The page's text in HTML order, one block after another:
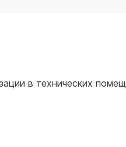
в технических